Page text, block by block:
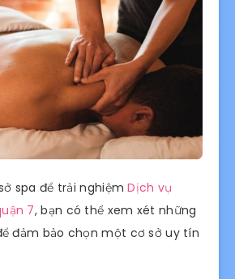
spa để trải nghiệmDịch vụ
7, bạn có thể xem xét những
đảm bảo chọn một cơ sở uy tín